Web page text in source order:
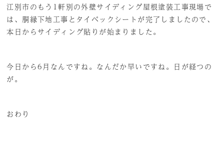
江別市のもう1軒別の外壁サイディング屋根塗装工事現場で
は、胴縁下地工事とタイベックシートが完了しましたので、
本日からサイディング貼りが始まりました。
今日から6月なんですね。なんだか早いですね。日が経つの
が。
おわり